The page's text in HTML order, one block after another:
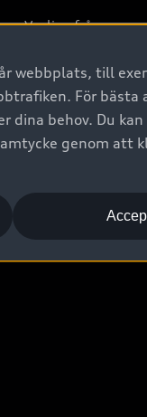
Vanliga frågor
2G/3G nätet
detta?
webbplats, till
För bästa
dina behov. Du
genom att